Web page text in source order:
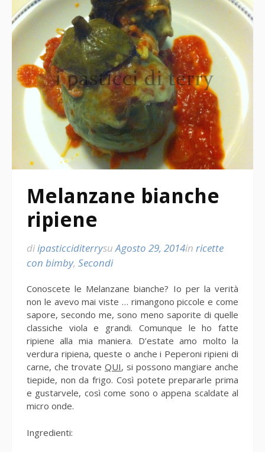
Melanzane bianche
ripiene
diipasticciditerrysuAgosto 29, 2014in ricette
con bimby, Secondi
Conoscete le Melanzane bianche? Io per la verità
non le avevo mai viste … rimangono piccole e come
sapore, secondo me, sono meno saporite di quelle
classiche viola e grandi. Comunque le ho fatte
ripiene alla mia maniera. D’estate amo molto la
verdura ripiena, queste o anche i Peperoni ripieni di
carne, che trovateQUI, si possono mangiare anche
tiepide, non da frigo. Così potete prepararle prima
e gustarvele, così come sono o appena scaldate al
micro onde.
Ingredienti: